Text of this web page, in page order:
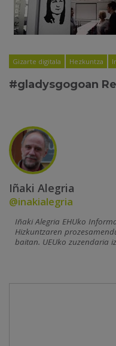
Gizarte digitala Hezkuntza
#gladysgogoan
Iñaki Alegria
@inakialegria
Iñaki Alegria EHUko
Hizkuntzaren
baitan. UEUko zuzendaria